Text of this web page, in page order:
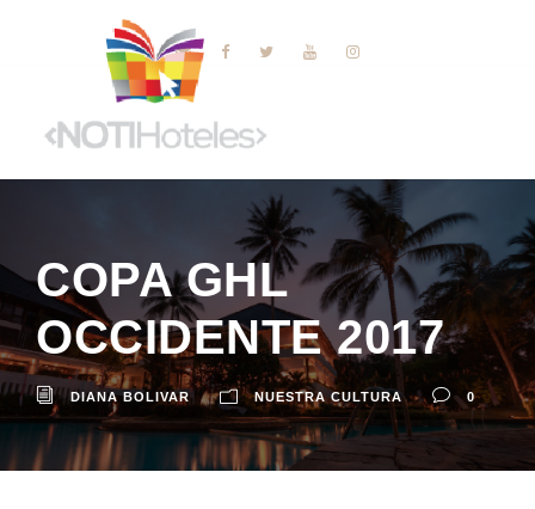
COPA GHL
OCCIDENTE 2017
DIANA BOLIVAR NUESTRA CULTURA 0